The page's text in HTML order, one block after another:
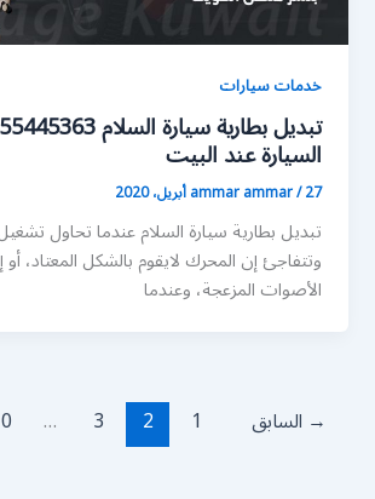
خدمات سيارات
السيارة عند البيت
ammar ammar/27 أبريل، 2020
تبديل بطارية سيارة السلام عندما تحاول
وتتفاجئ إن المحرك لايقوم بالشكل المعتاد،
الأصوات المزعجة، وعندما
→ السابق 1
2
3
…